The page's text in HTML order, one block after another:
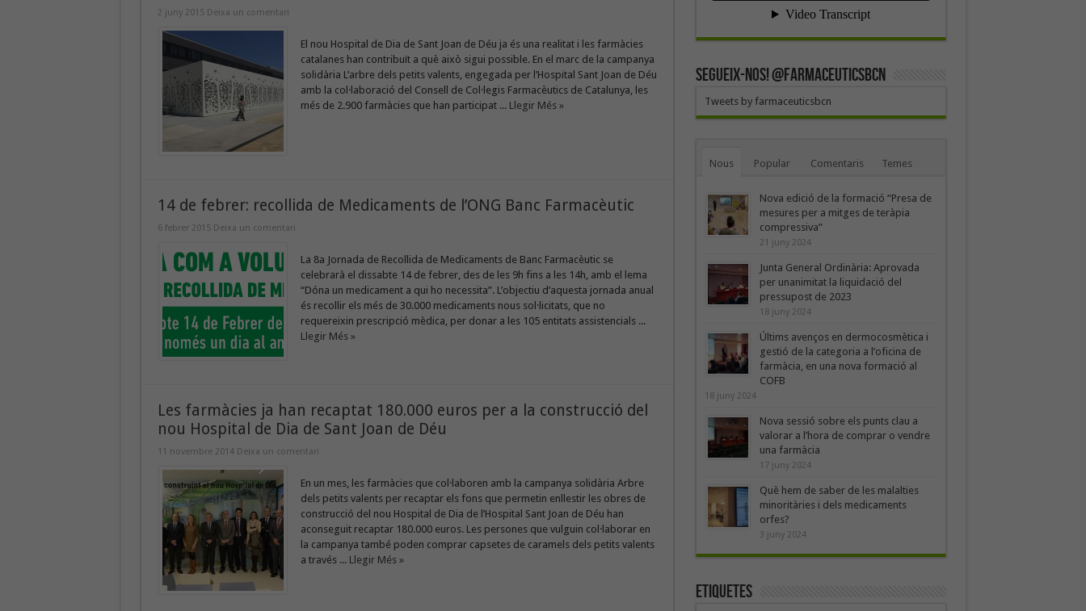
2 juny 2015 Deixa un comentari
El nou Hospital de Dia de Sant Joan de Déu ja és una realitat i les farmàcies
catalanes han contribuït a què això sigui possible. En el marc de la campanya
solidària L’arbre dels petits valents, engegada per l’Hospital Sant Joan de Déu
amb la col·laboració del Consell de Col·legis Farmacèutics de Catalunya, les
més de 2.900 farmàcies que han participat ... Llegir Més »
14 de febrer: recollida de Medicaments de l’ONG Banc Farmacèutic
6 febrer 2015 Deixa un comentari
La 8a Jornada de Recollida de Medicaments de Banc Farmacèutic se
celebrarà el dissabte 14 de febrer, des de les 9h fins a les 14h, amb el lema
“Dóna un medicament a qui ho necessita”. L’objectiu d’aquesta jornada anual
és recollir els més de 30.000 medicaments nous sol·licitats, que no
requereixin prescripció mèdica, per donar a les 105 entitats assistencials ...
Llegir Més »
Les farmàcies ja han recaptat 180.000 euros per a la construcció del
nou Hospital de Dia de Sant Joan de Déu
11 novembre 2014 Deixa un comentari
En un mes, les farmàcies que col·laboren amb la campanya solidària Arbre
dels petits valents per recaptar els fons que permetin enllestir les obres de
construcció del nou Hospital de Dia de l’Hospital Sant Joan de Déu han
aconseguit recaptar 180.000 euros. Les persones que vulguin col·laborar en
la campanya també poden comprar capsetes de caramels dels petits valents
a través ... Llegir Més »
SEGUEIX-NOS! @farmaceuticsbcn
Tweets by farmaceuticsbcn
Nous Popular Comentaris Temes
Nova edició de la formació “Presa de
mesures per a mitges de teràpia
compressiva”
21 juny 2024
Junta General Ordinària: Aprovada
per unanimitat la liquidació del
pressupost de 2023
18 juny 2024
Últims avenços en dermocosmètica i
gestió de la categoria a l’oficina de
farmàcia, en una nova formació al
COFB
18 juny 2024
Nova sessió sobre els punts clau a
valorar a l’hora de comprar o vendre
una farmàcia
17 juny 2024
Què hem de saber de les malalties
minoritàries i dels medicaments
orfes?
3 juny 2024
Etiquetes